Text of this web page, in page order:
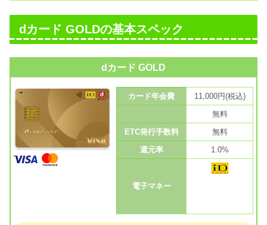
dカード GOLDの基本スペック
dカード GOLD
カード年会費
11,000円(税込)
無料
ETC発行手数料
無料
還元率
1.0%
電子マネー